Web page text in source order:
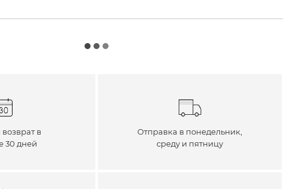
в
30 дней
Отправка в понедельник,
среду и пятницу